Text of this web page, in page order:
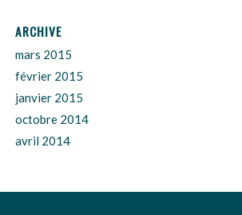
ARCHIVE
mars 2015
février 2015
janvier 2015
octobre 2014
avril 2014